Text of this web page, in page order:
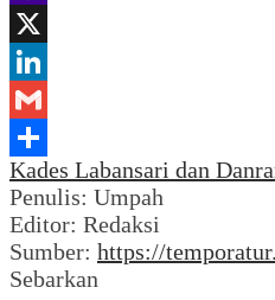
Yahoo
Mail
X
LinkedIn
Gmail
Share
Kades Labansari dan
Penulis: Umpah
Editor: Redaksi
Sumber: https://
Sebarkan